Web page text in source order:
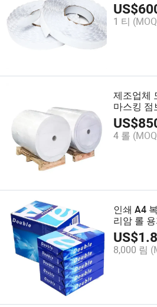
US$
1 티
제조업체
마스킹 점
US$
4 롤
인쇄 A4
리암 롤
US$
8,000 림